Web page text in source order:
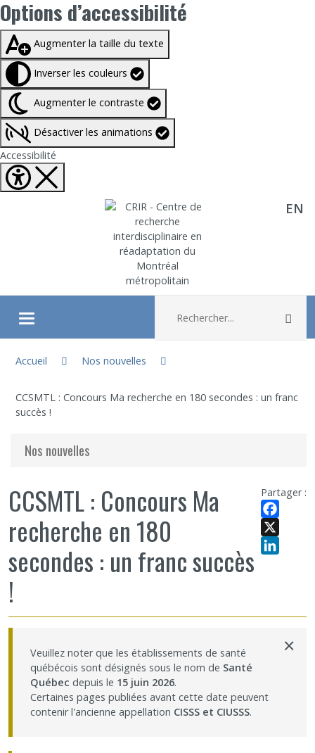
Options d’accessibilité
Taille du texte à100%
Augmenter la taille du texte
Inverser les couleurs
Augmenter le contraste
Désactiver les animations
Accessibilité
Aller directement au contenu EN
Ouvrir/fermer le menu
À propos
Recherche
Partageons nos savoirs
Emplois et stages
Plan du site
Accueil
Nos nouvelles
CCSMTL : Concours Ma recherche en 180 secondes : un franc
succès !
Nos nouvelles
Partager :
Facebook
X
CCSMTL : Concours Ma
recherche en 180
secondes : un franc succès
!
Veuillez noter que les établissements de santé
québécois sont désignés sous le nom de Santé
Québec depuis le 15 juin 2026.
Certaines pages publiées avant cette date peuvent
contenir l'ancienne appellation CISSS et CIUSSS.
×